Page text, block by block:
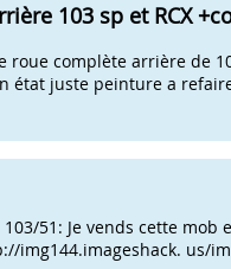
103 sp et RCX
roue complète arrière de
état juste peinture a
51: Je vends cette mob
img144.imageshack. us/